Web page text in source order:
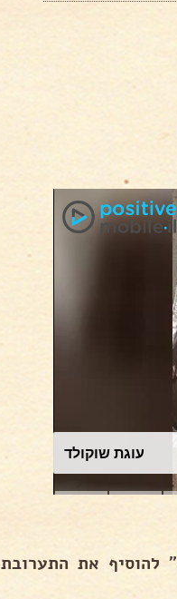
עוגת שוקולד
להוסיף את התערובת